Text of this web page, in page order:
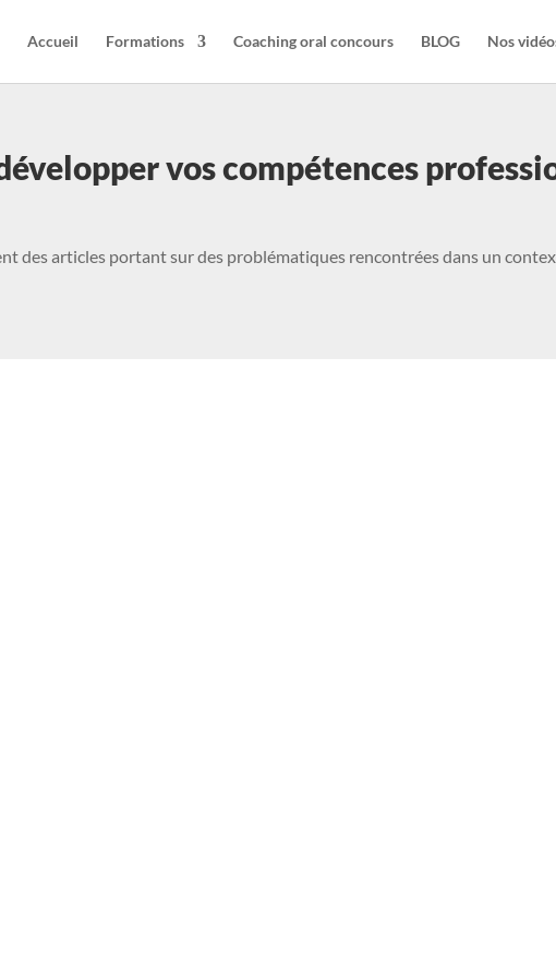
Accueil Formations Coaching oral concours BLOG Nos
vos compétences
des articles portant sur des problématiques rencontrées dans un